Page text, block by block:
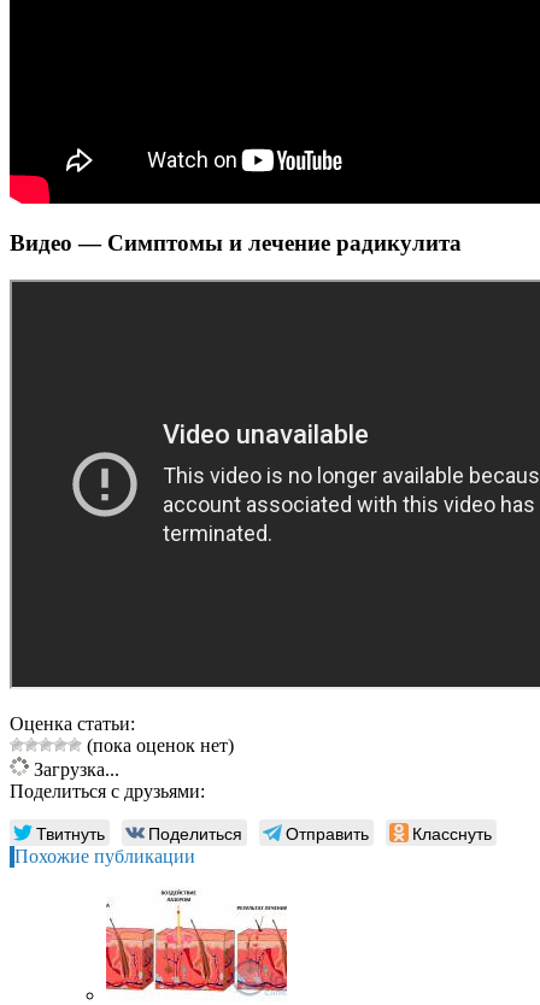
Видео — Симптомы и лечение радикулита
Оценка статьи:
(пока оценок нет)
Загрузка...
Поделиться с друзьями:
Твитнуть Поделиться Отправить Класснуть
Похожие публикации